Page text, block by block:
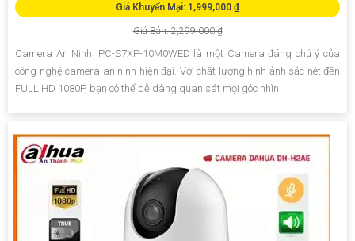
Giá Khuyến Mại: 1,999,000 ₫
Giá Bán: 2,299,000 ₫
Camera An Ninh IPC-S7XP-10M0WED là một Camera đáng chú ý của
công nghệ camera an ninh hiện đại. Với chất lượng hình ảnh sắc nét đến
FULL HD 1080P, bạn có thể dễ dàng quan sát mọi góc nhìn